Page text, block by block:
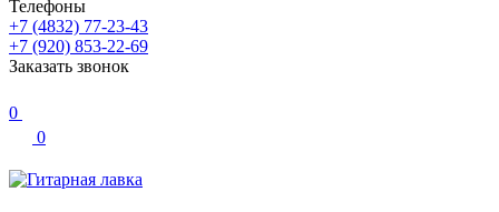
Телефоны
+7 (4832) 77-23-43
+7 (920) 853-22-69
Заказать звонок
0
0